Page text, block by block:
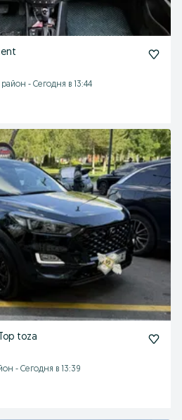
район - Сегодня в 13:44
2020 Top toza
- Сегодня в 13:39